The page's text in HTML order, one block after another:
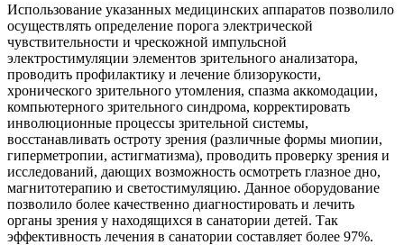
Использование указанных медицинских аппаратов позволило
осуществлять определение порога электрической
чувствительности и чрескожной импульсной
электростимуляции элементов зрительного анализатора,
проводить профилактику и лечение близорукости,
хронического зрительного утомления, спазма аккомодации,
компьютерного зрительного синдрома, корректировать
инволюционные процессы зрительной системы,
восстанавливать остроту зрения (различные формы миопии,
гиперметропии, астигматизма), проводить проверку зрения и
исследований, дающих возможность осмотреть глазное дно,
магнитотерапию и светостимуляцию. Данное оборудование
позволило более качественно диагностировать и лечить
органы зрения у находящихся в санатории детей. Так
эффективность лечения в санатории составляет более 97%.